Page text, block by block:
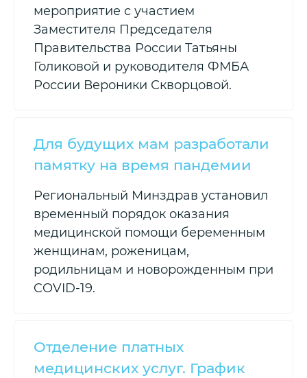
мероприятие с участием
Заместителя Председателя
Правительства России Татьяны
Голиковой и руководителя ФМБА
России Вероники Скворцовой.
Для будущих мам разработали
памятку на время пандемии
Региональный Минздрав установил
временный порядок оказания
медицинской помощи беременным
женщинам, роженицам,
родильницам и новорожденным при
COVID-19.
Отделение платных
медицинских услуг. График